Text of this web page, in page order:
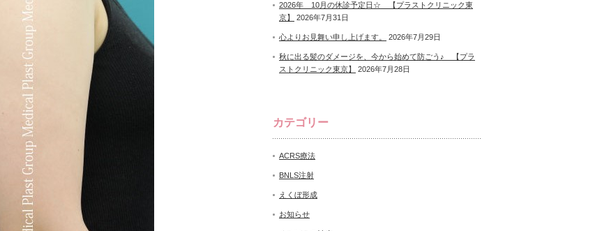
2026年 10月の休診予定日☆ 【プラストクリニック東
京】
2026年7月31日
心よりお見舞い申し上げます。 2026年7月29日
秋に出る髪のダメージを、今から始めて防ごう♪ 【プラ
ストクリニック東京】
2026年7月28日
カテゴリー
ACRS療法
BNLS注射
えくぼ形成
お知らせ